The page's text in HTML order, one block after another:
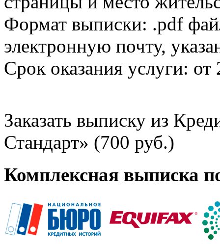
Формат выписки: .pdf
электронную почту,
Срок оказания услуги: от
Заказать выписку из
Стандарт» (700 руб.)
Комплексная выписка